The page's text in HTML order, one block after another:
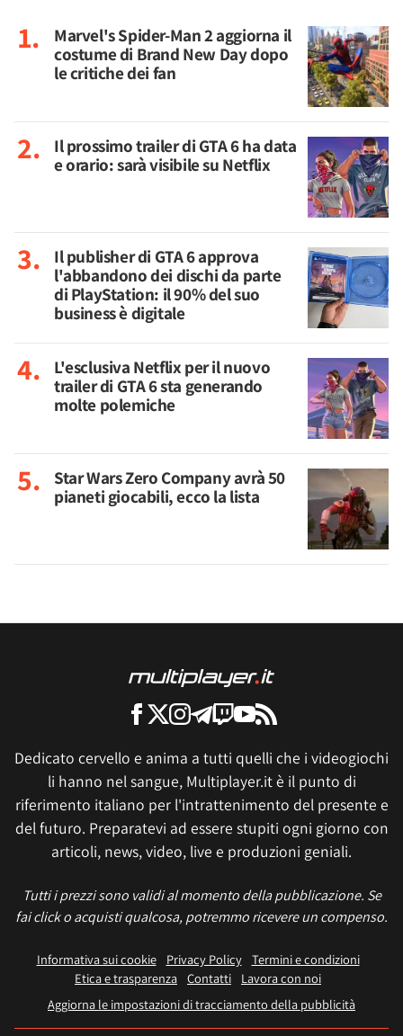
Marvel's Spider-Man 2 aggiorna il
costume di Brand New Day dopo
le critiche dei fan
Il prossimo trailer di GTA 6 ha data
e orario: sarà visibile su Netflix
Il publisher di GTA 6 approva
l'abbandono dei dischi da parte
di PlayStation: il 90% del suo
business è digitale
L'esclusiva Netflix per il nuovo
trailer di GTA 6 sta generando
molte polemiche
Star Wars Zero Company avrà 50
pianeti giocabili, ecco la lista
Dedicato cervello e anima a tutti quelli che i videogiochi
li hanno nel sangue, Multiplayer.it è il punto di
riferimento italiano per l'intrattenimento del presente e
del futuro. Preparatevi ad essere stupiti ogni giorno con
articoli, news, video, live e produzioni geniali.
Tutti i prezzi sono validi al momento della pubblicazione. Se
fai click o acquisti qualcosa, potremmo ricevere un compenso.
Informativa sui cookie Privacy Policy
Termini e condizioni
Etica e trasparenza Contatti
Lavora con noi
Aggiorna le impostazioni di tracciamento della pubblicità